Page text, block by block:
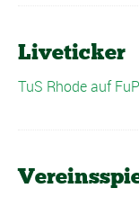
Liveticker
TuS Rhode auf